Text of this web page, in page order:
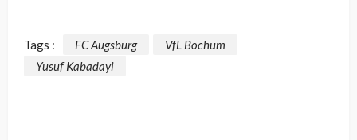
Tags : FC Augsburg
VfL Bochum
Yusuf Kabadayi